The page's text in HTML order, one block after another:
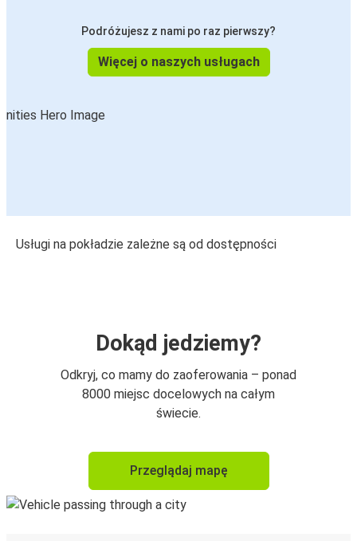
Podróżujesz z nami po raz pierwszy?
Więcej o naszych usługach
Usługi na pokładzie zależne są od dostępności
Dokąd jedziemy?
Odkryj, co mamy do zaoferowania – ponad
8000 miejsc docelowych na całym
świecie.
Przeglądaj mapę